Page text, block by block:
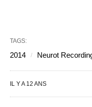
TAGS:
2014 Neurot
IL Y A 12 ANS